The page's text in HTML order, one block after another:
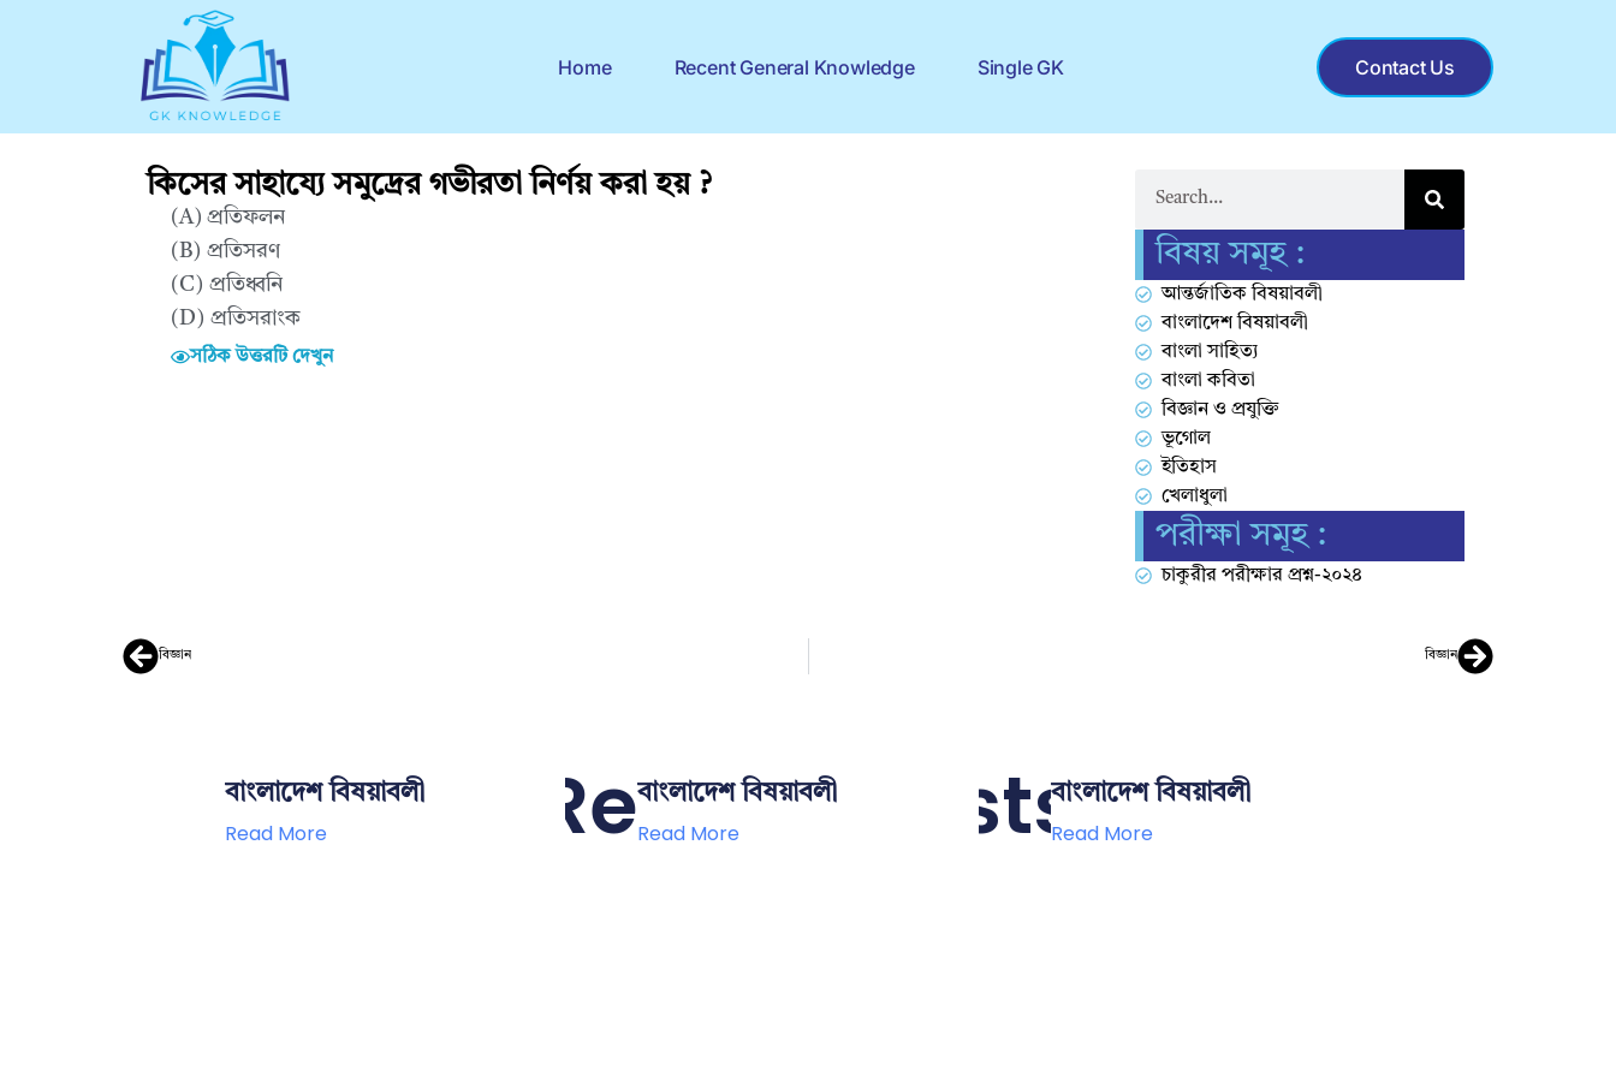
Home Recent General Knowledge Single GK Contact Us
কিসের সাহায্যে সমুদ্রের গভীরতা নির্ণয় করা হয় ?
(A) প্রতিফলন
(B) প্রতিসরণ
(C) প্রতিধ্বনি
(D) প্রতিসরাংক
সঠিক উত্তরটি দেখুন
বিষয় সমূহ :
আন্তর্জাতিক বিষয়াবলী
বাংলাদেশ বিষয়াবলী
বাংলা সাহিত্য
বাংলা কবিতা
বিজ্ঞান ও প্রযুক্তি
ভূগোল
ইতিহাস
খেলাধুলা
পরীক্ষা সমূহ :
চাকুরীর পরীক্ষার প্রশ্ন-২০২৪
বিজ্ঞান বিজ্ঞান
Related Posts
বাংলাদেশ বিষয়াবলী
Read More
বাংলাদেশ বিষয়াবলী
Read More
বাংলাদেশ বিষয়াবলী
Read More